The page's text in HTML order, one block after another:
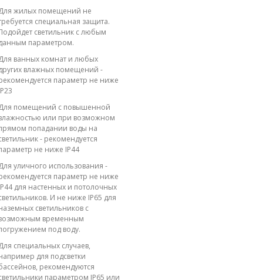
жилых помещений не
специальная защита.
светильник с любым
параметром.
ванных комнат и любых
влажных помещений -
параметр не ниже
помещений с повышенной
или при возможном
попадании воды на
- рекомендуется
не ниже IP44
уличного использования -
параметр не ниже
для настенных и потолочных
И не ниже IP65 для
светильников с
временным
под воду.
специальных случаев,
для подсветки
рекомендуются
параметром IP65 или